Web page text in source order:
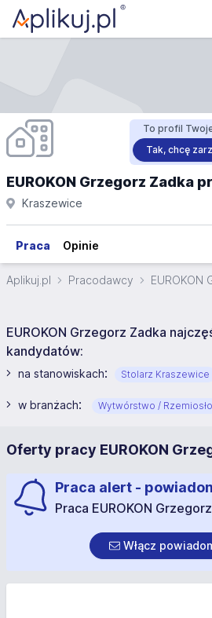
To profil
Tak, chcę
EUROKON Grzegorz Zadka
Kraszewice
Praca Opinie
Aplikuj.pl Pracodawcy EUROKON
EUROKON Grzegorz Zadka
kandydatów:
na stanowiskach: Stolarz Kraszewice
w branżach: Wytwórstwo / Rzemiosło
Oferty pracy EUROKON
Praca alert -
Praca EUROKON
Włącz